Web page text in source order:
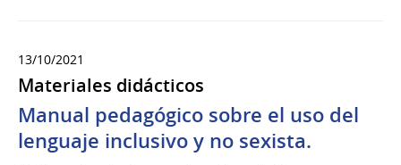
13/10/2021
Materiales didácticos
Manual pedagógico sobre el uso del
lenguaje inclusivo y no sexista.